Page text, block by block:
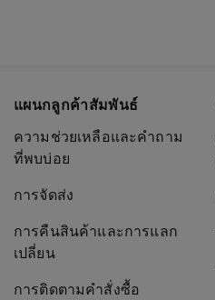
แผนกลูกค้าสัมพันธ์
ความช่วยเหลือและคำถาม
ที่พบบ่อย
การจัดส่ง
การคืนสินค้าและการแลก
เปลี่ยน
การติดตามคำสั่งซื้อ